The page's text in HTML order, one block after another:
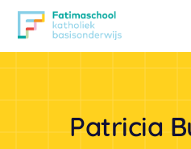
naar
inhoud
Patricia